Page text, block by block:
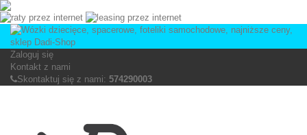
Zaloguj się
Kontakt z nami
Skontaktuj się z nami: 574290003